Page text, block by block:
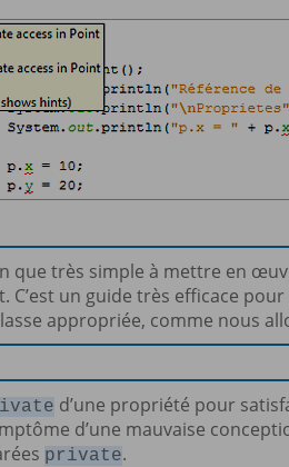
que très simple à mettre en
C’est un guide très efficace
appropriée, comme nous
d’une propriété pour
d’une mauvaise
private.